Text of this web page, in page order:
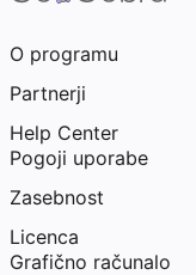
O programu
Partnerji
Help Center
Pogoji uporabe
Zasebnost
Licenca
Grafično računalo